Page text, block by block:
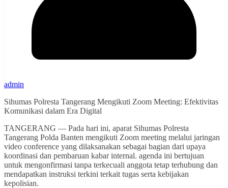
admin
Sihumas Polresta Tangerang Mengikuti Zoom Meeting: Efektivitas
Komunikasi dalam Era Digital
TANGERANG — Pada hari ini, aparat Sihumas Polresta
Tangerang Polda Banten mengikuti Zoom meeting melalui jaringan
video conference yang dilaksanakan sebagai bagian dari upaya
koordinasi dan pembaruan kabar internal. agenda ini bertujuan
untuk mengonfirmasi tanpa terkecuali anggota tetap terhubung dan
mendapatkan instruksi terkini terkait tugas serta kebijakan
kepolisian.